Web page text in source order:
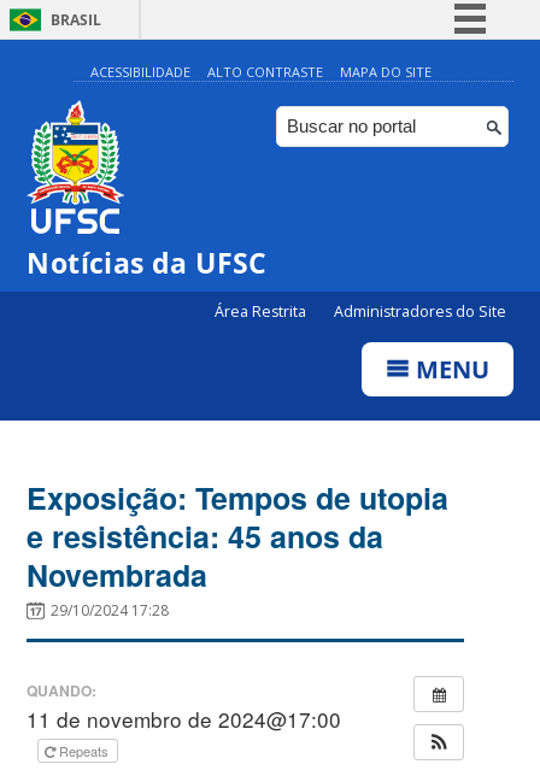
BRASIL
Simplifique!
Comunica BR
Participe
ACESSIBILIDADE ALTO CONTRASTE MAPA DO SITE
Notícias da UFSC
Área Restrita Administradores do Site
MENU
Exposição: Tempos de utopia
e resistência: 45 anos da
Novembrada
29/10/2024 17:28
QUANDO:
11 de novembro de 2024@17:00
Repeats